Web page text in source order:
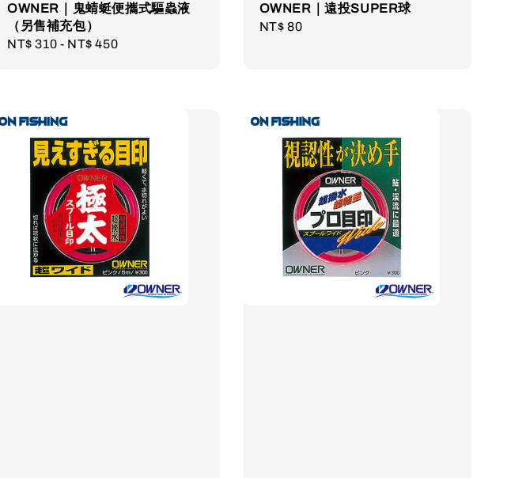
OWNER｜鬼蜻蜓便攜式驅蟲液
（另售補充包）
Regular
NT$ 310 - NT$ 450
OWNER｜遠投SUPER球
Regular
NT$ 80